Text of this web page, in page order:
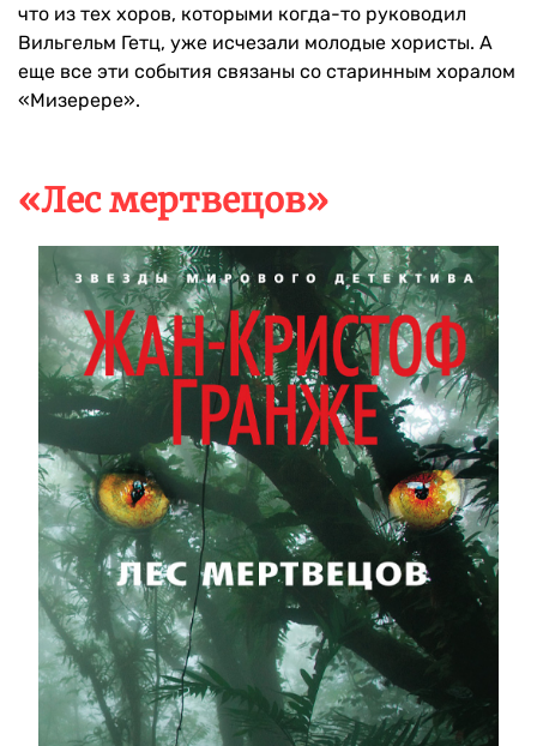
что из тех хоров, которыми когда-то руководил
Вильгельм Гетц, уже исчезали молодые хористы. А
еще все эти события связаны со старинным хоралом
«Мизерере».
«Лес мертвецов»